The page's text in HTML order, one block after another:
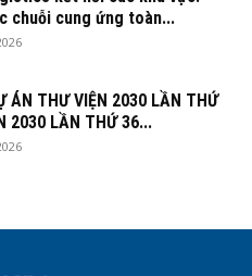
chuỗi cung ứng toàn...
ÁN THƯ VIỆN 2030 LẦN THỨ
2030 LẦN THỨ 36...